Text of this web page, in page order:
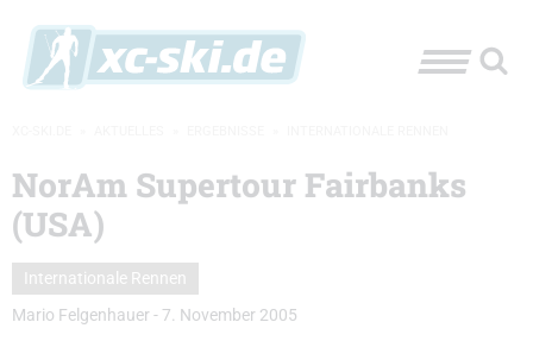
NorAm Supertour Fairbanks
(USA)
Internationale Rennen
Mario Felgenhauer - 7. November 2005